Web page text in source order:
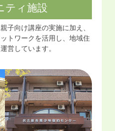
ティ施設
⼦向け講座の実施に加え、
トワークを活⽤し、地域住
営しています。